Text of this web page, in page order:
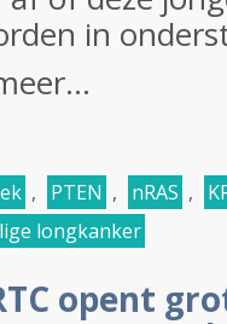
in
, PTEN , nRAS ,
longkanker
opent